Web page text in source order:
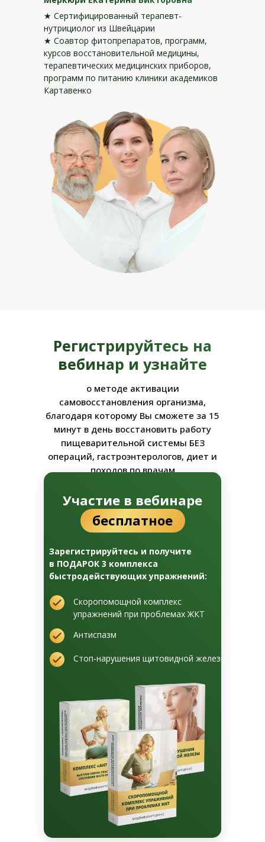
★ Сертифицированный терапевт-
нутрициолог из Швейцарии
★ Соавтор фитопрепаратов, программ,
курсов восстановительной медицины,
терапевтических медицинских приборов,
программ по питанию клиники академиков
Картавенко
Регистрируйтесь на
вебинар и узнайте
о методе активации
самовосстановления организма,
благодаря которому Вы сможете за 15
минут в день восстановить работу
пищеварительной системы БЕЗ
операций, гастроэнтерологов, диет и
походов по врачам
Участие в вебинаре
бесплатное
Зарегистрируйтесь и получите
в ПОДАРОК 3 комплекса
быстродействующих упражнений:
Стоп-нарушения щитовидной железы
Антиспазм
Скоропомощной комплекс
упражнений при проблемах ЖКТ